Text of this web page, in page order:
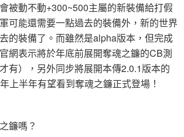
被動不動+300~500主屬的新裝備給打假
可能還需要一點過去的裝備外，新的世界
的裝備了。而雖然是alpha版本，但完成
網表示將於年底前展開奪魂之鐮的CB測
有），另外同步將展開本傳2.0.1版本的
上半年有望看到奪魂之鐮正式登場！
鐮嗎？